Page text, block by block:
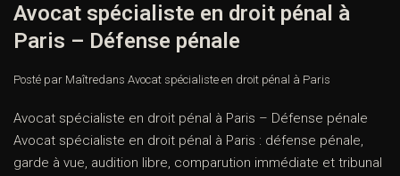
Avocat spécialiste en droit pénal à
Paris – Défense pénale
Posté par Maîtredans Avocat spécialiste en droit pénal à Paris
Avocat spécialiste en droit pénal à Paris – Défense pénale
Avocat spécialiste en droit pénal à Paris : défense pénale,
garde à vue, audition libre, comparution immédiate et tribunal